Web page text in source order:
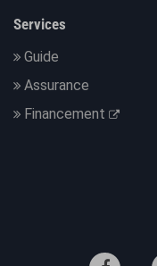
Services
Guide
Assurance
Financement